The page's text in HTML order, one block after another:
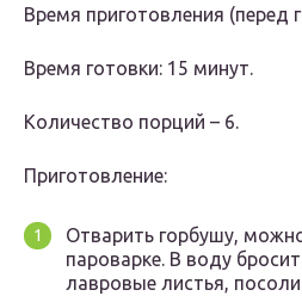
Время приготовления (перед
Время готовки: 15 минут.
Количество порций – 6.
Приготовление:
Отварить горбушу,
пароварке. В воду
лавровые листья,